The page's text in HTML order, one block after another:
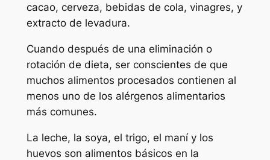
cacao, cerveza, bebidas de cola, vinagres, y
extracto de levadura.
Cuando después de una eliminación o
rotación de dieta, ser conscientes de que
muchos alimentos procesados contienen al
menos uno de los alérgenos alimentarios
más comunes.
La leche, la soya, el trigo, el maní y los
huevos son alimentos básicos en la